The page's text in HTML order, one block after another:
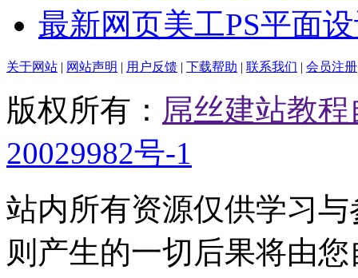
最新网页美工PS平面
关于网站 | 网站声明 | 用户反馈 | 下载帮助 | 联系我们 | 会员注册
版权所有： 屌丝建站教
20029982号-1
站内所有资源仅供学习
则产生的一切后果将由